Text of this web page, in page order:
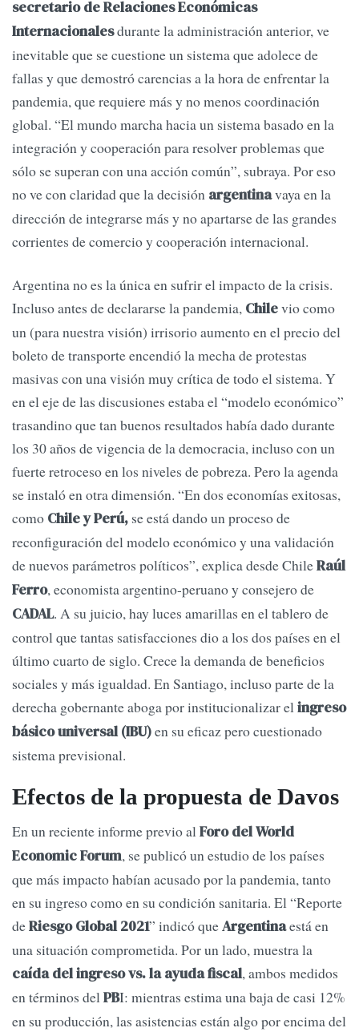
secretario de Relaciones Económicas
Internacionalesdurante la administración anterior, ve
inevitable que se cuestione un sistema que adolece de
fallas y que demostró carencias a la hora de enfrentar la
pandemia, que requiere más y no menos coordinación
global. “El mundo marcha hacia un sistema basado en la
integración y cooperación para resolver problemas que
sólo se superan con una acción común”, subraya. Por eso
no ve con claridad que la decisión argentinavaya en la
dirección de integrarse más y no apartarse de las grandes
corrientes de comercio y cooperación internacional.
Argentina no es la única en sufrir el impacto de la crisis.
Incluso antes de declararse la pandemia, Chilevio como
un (para nuestra visión) irrisorio aumento en el precio del
boleto de transporte encendió la mecha de protestas
masivas con una visión muy crítica de todo el sistema. Y
en el eje de las discusiones estaba el “modelo económico”
trasandino que tan buenos resultados había dado durante
los 30 años de vigencia de la democracia, incluso con un
fuerte retroceso en los niveles de pobreza. Pero la agenda
se instaló en otra dimensión. “En dos economías exitosas,
como Chile yPerú, se está dando un proceso de
reconfiguración del modelo económico y una validación
de nuevos parámetros políticos”, explica desde ChileRaúl
Ferro, economista argentino-peruano y consejero de
CADAL. A su juicio, hay luces amarillas en el tablero de
control que tantas satisfacciones dio a los dos países en el
último cuarto de siglo. Crece la demanda de beneficios
sociales y más igualdad. En Santiago, incluso parte de la
derecha gobernante aboga por institucionalizar elingreso
básico universal (IBU)en su eficaz pero cuestionado
sistema previsional.
Efectos de la propuesta de Davos
En un reciente informe previo alForo del World
Economic Forum, se publicó un estudio de los países
que más impacto habían acusado por la pandemia, tanto
en su ingreso como en su condición sanitaria. El “Reporte
deRiesgo Global 2021” indicó queArgentinaestá en
una situación comprometida. Por un lado, muestra la
caída del ingreso vs. la ayuda fiscal, ambos medidos
en términos delPBI: mientras estima una baja de casi 12%
en su producción, las asistencias están algo por encima del